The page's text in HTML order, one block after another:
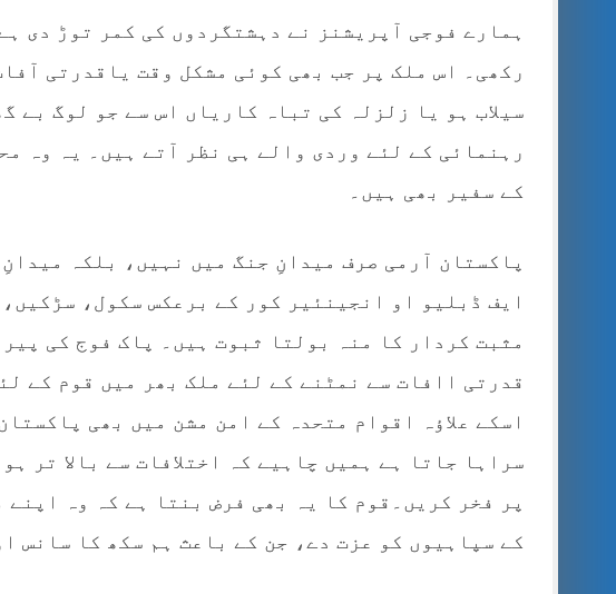
ہمارے فوجی آپریشنز نے دہشتگردوں کی کمر توڑ دی
رکھی۔ اس ملک پر جب بھی کوئی مشکل وقت یاقدرتی
سیلاب ہو یا زلزلہ کی تباہ کاریاں اس سے جو لوگ بے
رہنمائی کے لئے وردی والے ہی نظر آتے ہیں۔ یہ وہ
کے سفیر بھی ہیں۔
پاکستان آرمی صرف میدانِ جنگ میں نہیں، بلکہ
ایف ڈبلیو او انجینئیر کور کے برعکس سکول،
مثبت کردار کا منہ بولتا ثبوت ہیں۔ پاک فوج کی
قدرتی اافات سے نمٹنے کے لئے ملک بھر میں قوم کے
اسکے علاؤہ اقوام متحدہ کے امن مشن میں بھی
سراہا جاتا ہے ہمیں چاہیے کہ اختلافات سے بالا تر
پر فخر کریں۔قوم کا یہ بھی فرض بنتا ہے کہ وہ اپنے
کے سپاہیوں کو عزت دے، جن کے باعث ہم سکھ کا سانس